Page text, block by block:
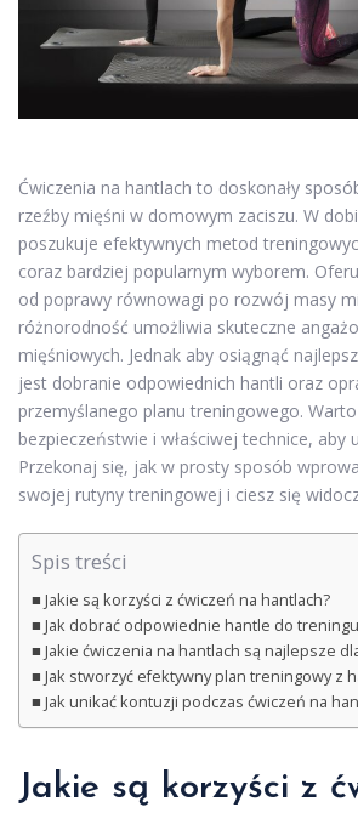
Ćwiczenia na hantlach to doskonały
rzeźby mięśni w domowym zaciszu. W
poszukuje efektywnych metod
coraz bardziej popularnym wyborem.
od poprawy równowagi po rozwój masy
różnorodność umożliwia skuteczne
mięśniowych. Jednak aby osiągnąć
jest dobranie odpowiednich hantli oraz
przemyślanego planu treningowego.
bezpieczeństwie i właściwej technice, aby
Przekonaj się, jak w prosty sposób
swojej rutyny treningowej i ciesz się
Spis treści
Jakie są korzyści z ćwiczeń na hantlach?
Jak dobrać odpowiednie hantle do
Jakie ćwiczenia na hantlach są najlepsze
Jak stworzyć efektywny plan treningowy z
Jak unikać kontuzji podczas ćwiczeń na
Jakie są korzyści z